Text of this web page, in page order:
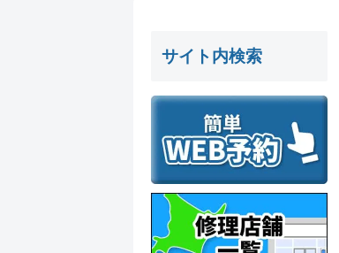
サイト内検索